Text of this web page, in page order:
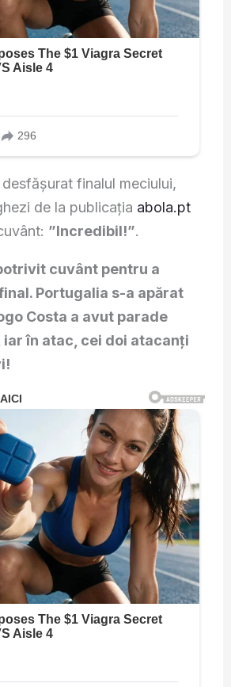
finalul meciului,
de la publicația abola.pt
”Incredibil!”.
cuvânt pentru a
Portugalia s-a apărat
Costa a avut parade
în atac, cei doi atacanți